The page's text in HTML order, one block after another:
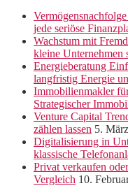
jede seriöse
Wachstum mit
kleine Unternehmen
Energieberatung
langfristig Energie
Immobilienmakler
Strategischer
Venture Capital
zählen lassen 5.
Digitalisierung in
klassische
Privat verkaufen
Vergleich 10.